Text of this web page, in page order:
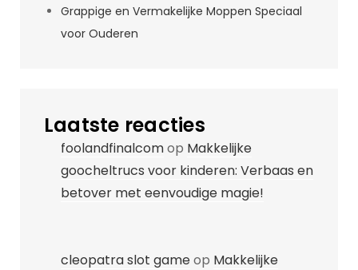
Grappige en Vermakelijke Moppen Speciaal
voor Ouderen
Laatste reacties
foolandfinalcomop Makkelijke
goocheltrucs voor kinderen: Verbaas en
betover met eenvoudige magie!
cleopatra slot gameop Makkelijke